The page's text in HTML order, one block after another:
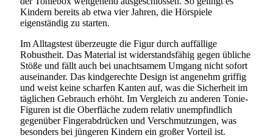
Kindern bereits ab etwa vier Jahren, die Hörspiele
eigenständig zu starten.
Im Alltagstest überzeugte die Figur durch auffällige
Robustheit. Das Material ist widerstandsfähig gegen übliche
Stöße und fällt auch bei unachtsamem Umgang nicht sofort
auseinander. Das kindgerechte Design ist angenehm griffig
und weist keine scharfen Kanten auf, was die Sicherheit im
täglichen Gebrauch erhöht. Im Vergleich zu anderen Tonie-
Figuren ist die Oberfläche zudem relativ unempfindlich
gegenüber Fingerabdrücken und Verschmutzungen, was
besonders bei jüngeren Kindern ein großer Vorteil ist.